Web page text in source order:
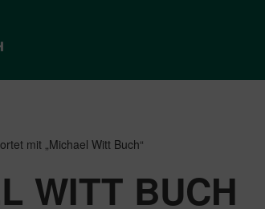
mit „Michael Witt Buch“
WITT BUCH